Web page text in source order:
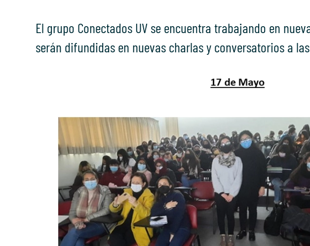
El grupo Conectados UV se encuentra trabajando en
serán difundidas en nuevas charlas y conversatorios a